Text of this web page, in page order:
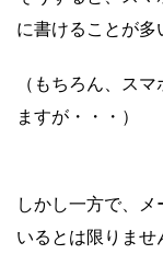
に書けることが多
（もちろん、ス
ますが・・・）
しかし一方で、
いるとは限りませ